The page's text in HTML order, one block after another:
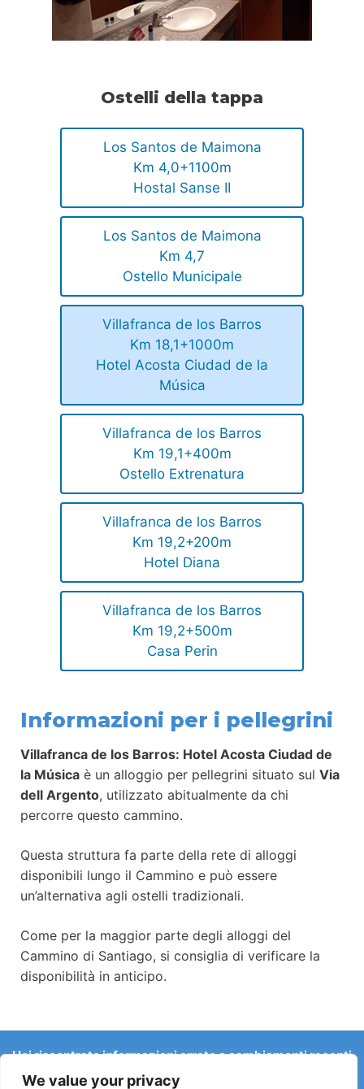
We value your privacy
Ostelli della tappa
Los Santos de Maimona
Km 4,0+1100m
Hostal Sanse II
Los Santos de Maimona
Km 4,7
Ostello Municipale
Villafranca de los Barros
Km 18,1+1000m
Hotel Acosta Ciudad de la
Música
Villafranca de los Barros
Km 19,1+400m
Ostello Extrenatura
Villafranca de los Barros
Km 19,2+200m
Hotel Diana
Villafranca de los Barros
Km 19,2+500m
Casa Perin
Informazioni per i pellegrini
Villafranca de los Barros: Hotel Acosta Ciudad de
la Música è un alloggio per pellegrini situato sul Via
dell Argento, utilizzato abitualmente da chi
percorre questo cammino.
Questa struttura fa parte della rete di alloggi
disponibili lungo il Cammino e può essere
un’alternativa agli ostelli tradizionali.
Come per la maggior parte degli alloggi del
Cammino di Santiago, si consiglia di verificare la
disponibilità in anticipo.
Hai riscontrato informazioni errate o cambiamenti recenti